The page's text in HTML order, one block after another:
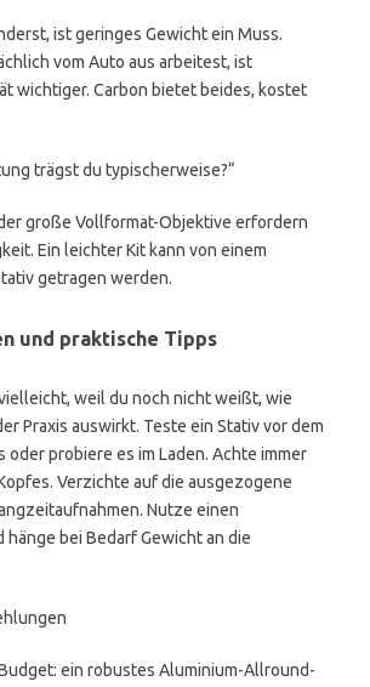
ist geringes Gewicht ein Muss.
vom Auto aus arbeitest, ist
wichtiger. Carbon bietet beides, kostet
trägst du typischerweise?“
große Vollformat-Objektive erfordern
Ein leichter Kit kann von einem
getragen werden.
und praktische Tipps
weil du noch nicht weißt, wie
Praxis auswirkt. Teste ein Stativ vor dem
oder probiere es im Laden. Achte immer
Verzichte auf die ausgezogene
Nutze einen
hänge bei Bedarf Gewicht an die
ein robustes Aluminium-Allround-